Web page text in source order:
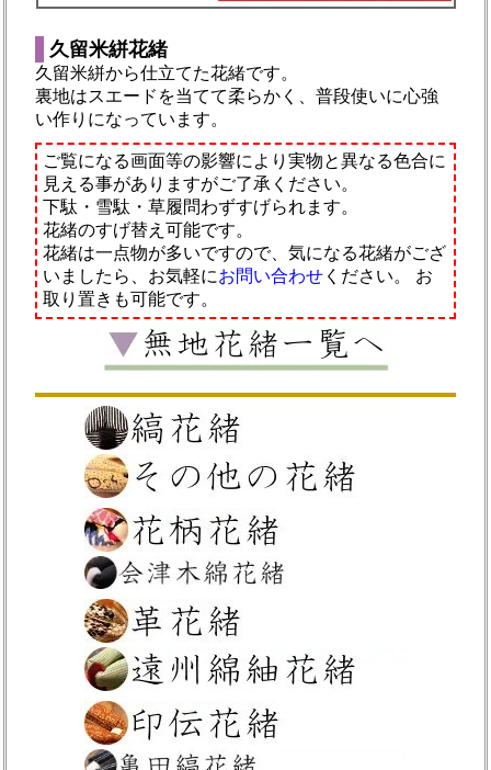
久留米絣花緒
久留米絣から仕立てた花緒です。
裏地はスエードを当てて柔らかく、普段使いに心強
い作りになっています。
ご覧になる画面等の影響により実物と異なる色合に
見える事がありますがご了承ください。
下駄・雪駄・草履問わずすげられます。
花緒のすげ替え可能です。
花緒は一点物が多いですので、気になる花緒がござ
いましたら、お気軽にお問い合わせ ください。
お
取り置きも可能です。